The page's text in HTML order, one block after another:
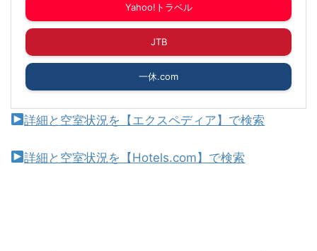
Yahoo!トラベル
JTB
一休.com
詳細と空室状況を【エクスペディア】で検索
詳細と空室状況を【Hotels.com】で検索